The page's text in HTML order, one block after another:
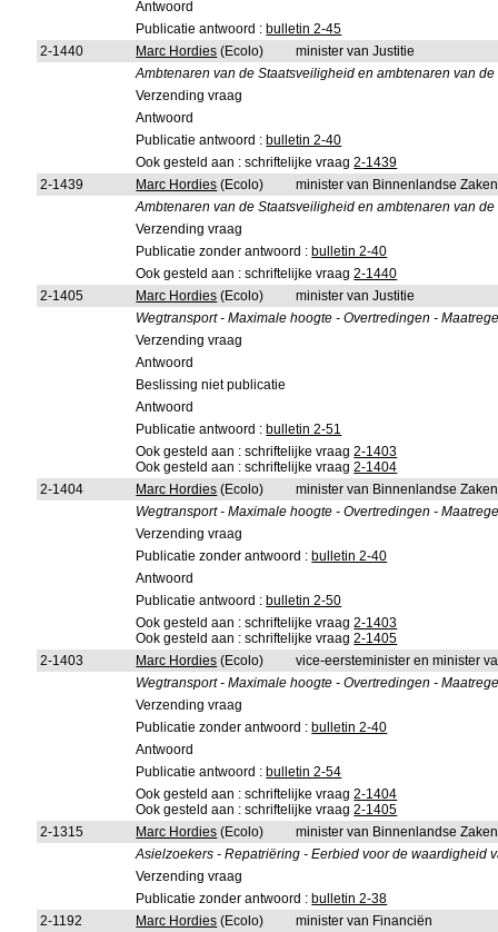
Antwoord
Publicatie antwoord : bulletin 2-45
2-1440
Marc Hordies (Ecolo)
minister van Justitie
Ambtenaren van de Staatsveiligheid en ambtenaren van
Verzending vraag
Antwoord
Publicatie antwoord : bulletin 2-40
Ook gesteld aan : schriftelijke vraag2-1439
2-1439
Marc Hordies (Ecolo)
minister van Binnenlandse Zaken
Ambtenaren van de Staatsveiligheid en ambtenaren van
Verzending vraag
Publicatie zonder antwoord : bulletin 2-40
Ook gesteld aan : schriftelijke vraag2-1440
2-1405
Marc Hordies (Ecolo)
minister van Justitie
Wegtransport - Maximale hoogte - Overtredingen -
Verzending vraag
Antwoord
Beslissing niet publicatie
Antwoord
Publicatie antwoord : bulletin 2-51
Ook gesteld aan : schriftelijke vraag2-1403
Ook gesteld aan : schriftelijke vraag2-1404
2-1404
Marc Hordies (Ecolo)
minister van Binnenlandse Zaken
Wegtransport - Maximale hoogte - Overtredingen -
Verzending vraag
Publicatie zonder antwoord : bulletin 2-40
Antwoord
Publicatie antwoord : bulletin 2-50
Ook gesteld aan : schriftelijke vraag2-1403
Ook gesteld aan : schriftelijke vraag2-1405
2-1403
Marc Hordies (Ecolo)
vice-eersteminister en minister
Wegtransport - Maximale hoogte - Overtredingen -
Verzending vraag
Publicatie zonder antwoord : bulletin 2-40
Antwoord
Publicatie antwoord : bulletin 2-54
Ook gesteld aan : schriftelijke vraag2-1404
Ook gesteld aan : schriftelijke vraag2-1405
2-1315
Marc Hordies (Ecolo)
minister van Binnenlandse Zaken
Asielzoekers - Repatriëring - Eerbied voor de waardigheid
Verzending vraag
Publicatie zonder antwoord : bulletin 2-38
2-1192
Marc Hordies (Ecolo)
minister van Financiën